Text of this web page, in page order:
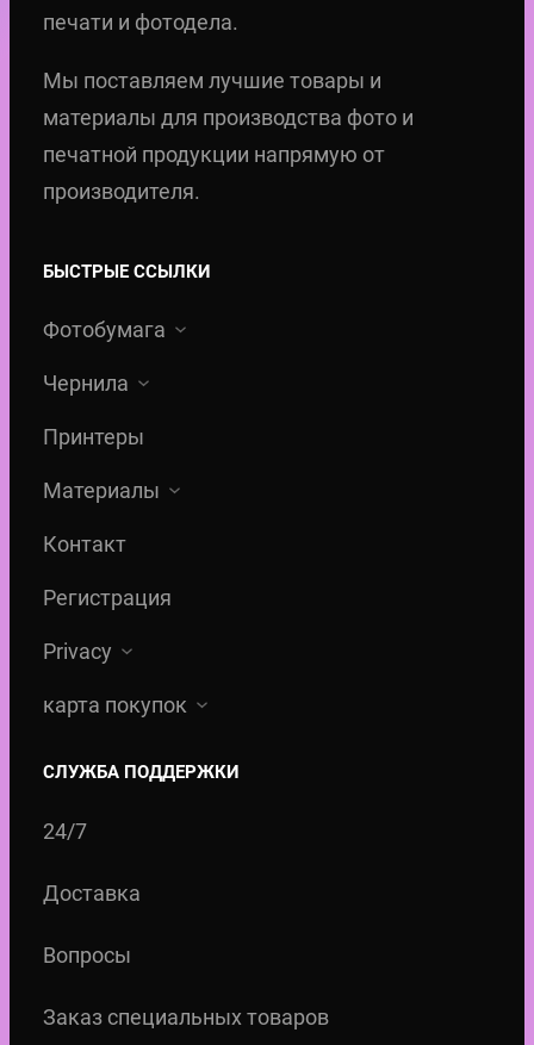
печати и фотодела.
Мы поставляем лучшие товары и
материалы для производства фото и
печатной продукции напрямую от
производителя.
БЫСТРЫЕ ССЫЛКИ
Фотобумага
Чернила
Принтеры
Материалы
Контакт
Регистрация
Privacy
карта покупок
СЛУЖБА ПОДДЕРЖКИ
24/7
Доставка
Вопросы
Заказ специальных товаров